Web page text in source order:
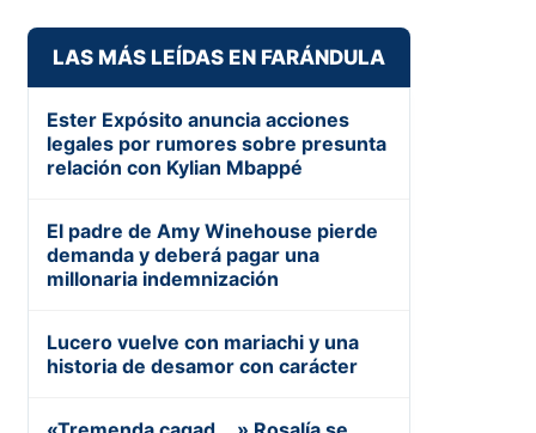
LAS MÁS LEÍDAS EN FARÁNDULA
Ester Expósito anuncia acciones
legales por rumores sobre presunta
relación con Kylian Mbappé
El padre de Amy Winehouse pierde
demanda y deberá pagar una
millonaria indemnización
Lucero vuelve con mariachi y una
historia de desamor con carácter